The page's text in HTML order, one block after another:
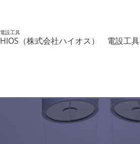
電設工具
HIOS（株式会社ハイオス） 電設工具